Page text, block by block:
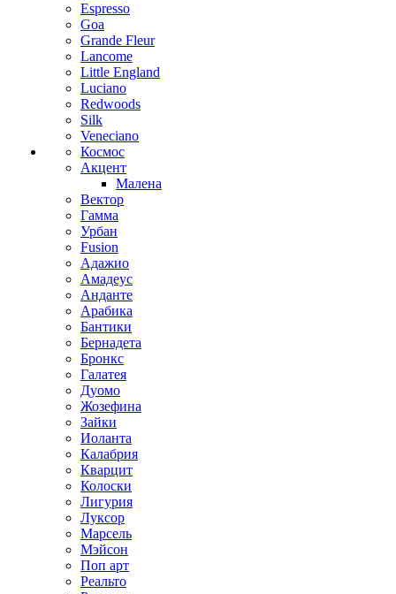
Espresso
Goa
Grande Fleur
Lancome
Little England
Luciano
Redwoods
Silk
Veneciano
Космос
Акцент
Малена
Вектор
Гамма
Урбан
Fusion
Адажио
Амадеус
Анданте
Арабика
Бантики
Бернадета
Бронкс
Галатея
Дуомо
Жозефина
Зайки
Иоланта
Калабрия
Кварцит
Колоски
Лигурия
Луксор
Марсель
Мэйсон
Поп арт
Реальто